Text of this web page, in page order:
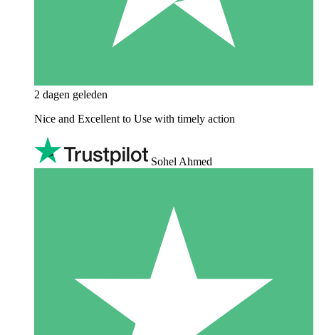
2 dagen geleden
Nice and Excellent to Use with timely action
Sohel Ahmed